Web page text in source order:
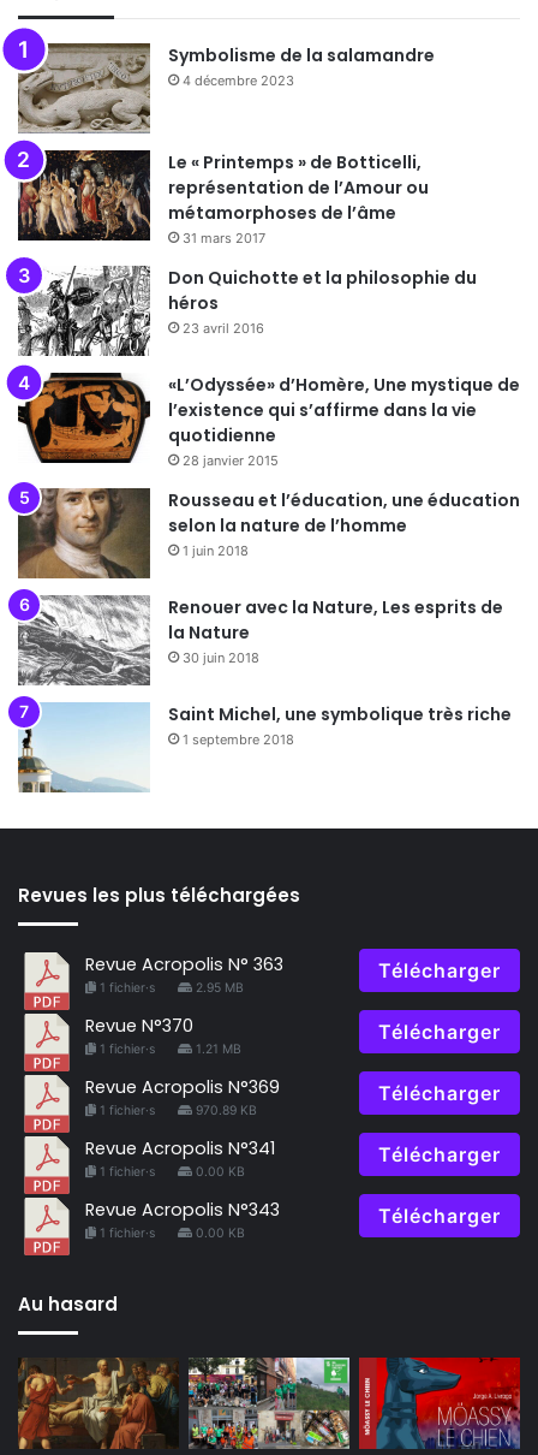
Symbolisme de la salamandre
4 décembre 2023
Le « Printemps » de Botticelli,
représentation de l’Amour ou
métamorphoses de l’âme
31 mars 2017
Don Quichotte et la philosophie du
héros
23 avril 2016
«L’Odyssée» d’Homère, Une mystique de
l’existence qui s’affirme dans la vie
quotidienne
28 janvier 2015
Rousseau et l’éducation, une éducation
selon la nature de l’homme
1 juin 2018
Renouer avec la Nature, Les esprits de
la Nature
30 juin 2018
Saint Michel, une symbolique très riche
1 septembre 2018
Revues les plus téléchargées
Revue Acropolis N° 363
1 fichier·s 2.95 MB
Télécharger
Revue N°370
1 fichier·s 1.21 MB
Télécharger
Revue Acropolis N°369
1 fichier·s 970.89 KB
Télécharger
Revue Acropolis N°341
1 fichier·s 0.00 KB
Télécharger
Revue Acropolis N°343
1 fichier·s 0.00 KB
Télécharger
Au hasard